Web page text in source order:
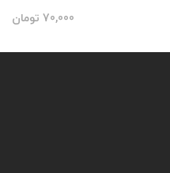
70,000 تومان